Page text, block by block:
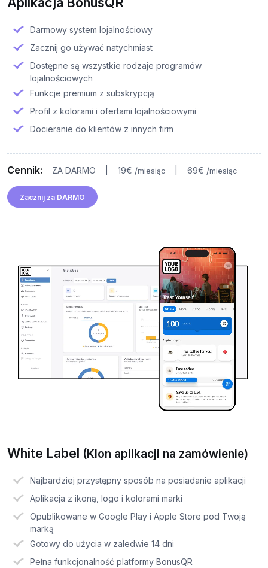
Darmowy system lojalnościowy
Zacznij go używać natychmiast
Dostępne są wszystkie rodzaje programów
lojalnościowych
Funkcje premium z subskrypcją
Profil z kolorami i ofertami lojalnościowymi
Docieranie do klientów z innych firm
Cennik: ZA DARMO 19€ /miesiąc 69€ /miesiąc
Zacznij za DARMO
White Label (Klon aplikacji na zamówienie)
Najbardziej przystępny sposób na posiadanie aplikacji
Aplikacja z ikoną, logo i kolorami marki
Opublikowane w Google Play i Apple Store pod Twoją
marką
Gotowy do użycia w zaledwie 14 dni
Pełna funkcjonalność platformy BonusQR